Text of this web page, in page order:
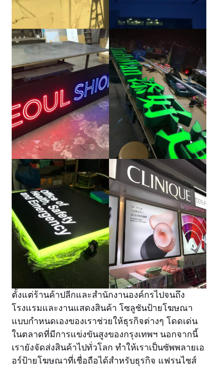
ตั้งแต่ร้านค้าปลีกและสำนักงานองค์กรไปจนถึง
โรงแรมและงานแสดงสินค้า โซลูชันป้ายโฆษณา
แบบกำหนดเองของเราช่วยให้ธุรกิจต่างๆ โดดเด่น
ในตลาดที่มีการแข่งขันสูงของกรุงเทพฯ นอกจากนี้
เรายังจัดส่งสินค้าไปทั่วโลก ทำให้เราเป็นซัพพลายเอ
อร์ป้ายโฆษณาที่เชื่อถือได้สำหรับธุรกิจ แฟรนไชส์ ​​